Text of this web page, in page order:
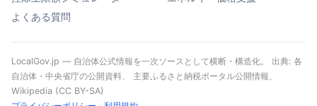
よくある質問
LocalGov.jp — 自治体公式情報を一次ソースとして横断・構造化。 出典: 各
自治体・中央省庁の公開資料、 主要ふるさと納税ポータル公開情報、
Wikipedia (CC BY-SA)